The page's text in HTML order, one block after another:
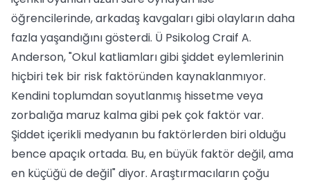
öğrencilerinde, arkadaş kavgaları gibi olayların daha
fazla yaşandığını gösterdi. Ü Psikolog Craif A.
Anderson, "Okul katliamları gibi şiddet eylemlerinin
hiçbiri tek bir risk faktöründen kaynaklanmıyor.
Kendini toplumdan soyutlanmış hissetme veya
zorbalığa maruz kalma gibi pek çok faktör var.
Şiddet içerikli medyanın bu faktörlerden biri olduğu
bence apaçık ortada. Bu, en büyük faktör değil, ama
en küçüğü de değil" diyor. Araştırmacıların çoğu